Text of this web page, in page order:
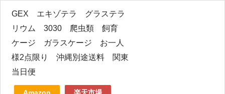
GEX エキゾテラ グラステラ
リウム 3030 爬虫類 飼育
ケージ ガラスケージ お一人
様2点限り 沖縄別途送料 関東
当日便